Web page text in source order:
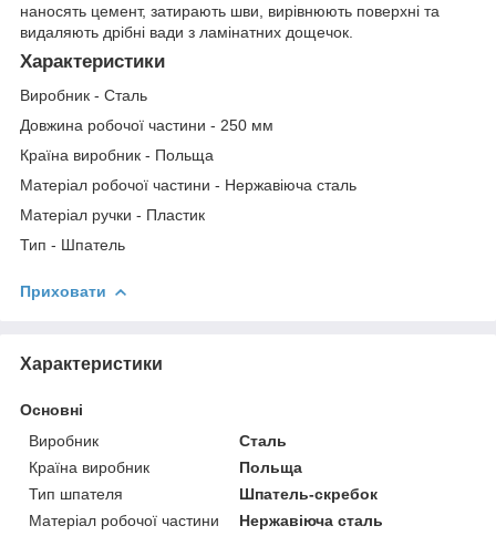
наносять цемент, затирають шви, вирівнюють поверхні та
видаляють дрібні вади з ламінатних дощечок.
Характеристики
Виробник - Сталь
Довжина робочої частини - 250 мм
Країна виробник - Польща
Матеріал робочої частини - Нержавіюча сталь
Матеріал ручки - Пластик
Тип - Шпатель
Приховати
Характеристики
Основні
Виробник
Сталь
Країна виробник
Польща
Тип шпателя
Шпатель-скребок
Матеріал робочої частини
Нержавіюча сталь